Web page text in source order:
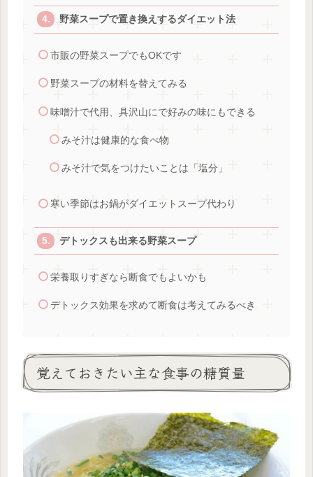
野菜スープで置き換えするダイエット法
市販の野菜スープでもOKです
野菜スープの材料を替えてみる
味噌汁で代用、具沢山にで好みの味にもできる
みそ汁は健康的な食べ物
みそ汁で気をつけたいことは「塩分」
寒い季節はお鍋がダイエットスープ代わり
デトックスも出来る野菜スープ
栄養取りすぎなら断食でもよいかも
デトックス効果を求めて断食は考えてみるべき
覚えておきたい主な食事の糖質量